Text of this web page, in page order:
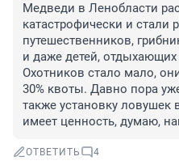
Медведи в Ленобласти
катастрофически и стали
путешественников,
и даже детей, отдыхающих
Охотников стало мало,
30% квоты. Давно пора
также установку
имеет ценность, думаю,
ОТВЕТИТЬ 4